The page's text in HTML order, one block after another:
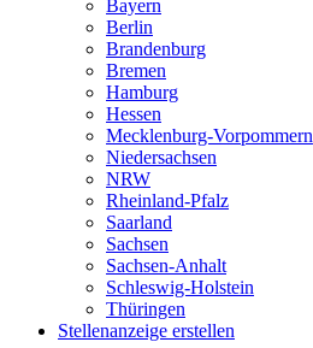
Bayern
Berlin
Brandenburg
Bremen
Hamburg
Hessen
Mecklenburg-Vorpommern
Niedersachsen
NRW
Rheinland-Pfalz
Saarland
Sachsen
Sachsen-Anhalt
Schleswig-Holstein
Thüringen
Stellenanzeige erstellen